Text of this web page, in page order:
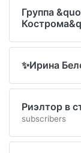
Группа
✨Ирина
Риэлтор в
subscribers